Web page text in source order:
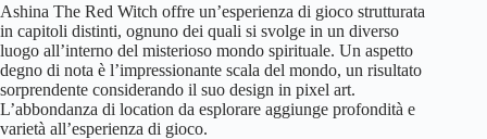
Ashina The Red Witch offre un’esperienza di gioco strutturata
in capitoli distinti, ognuno dei quali si svolge in un diverso
luogo all’interno del misterioso mondo spirituale. Un aspetto
degno di nota è l’impressionante scala del mondo, un risultato
sorprendente considerando il suo design in pixel art.
L’abbondanza di location da esplorare aggiunge profondità e
varietà all’esperienza di gioco.